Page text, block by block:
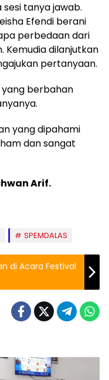
sesi tanya jawab.
Efendi berani
perbedaan dari
dilanjutkan
pertanyaan.
berbahan
yang dipahami
dan sangat
Arif.
SPEMDALAS
di Acara Festival